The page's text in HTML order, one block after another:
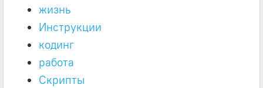
жизнь
Инструкции
кодинг
работа
Скрипты